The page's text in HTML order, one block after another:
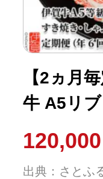
【2ヵ月
牛 A5リ
期便コー
全6回
出典：さとふ